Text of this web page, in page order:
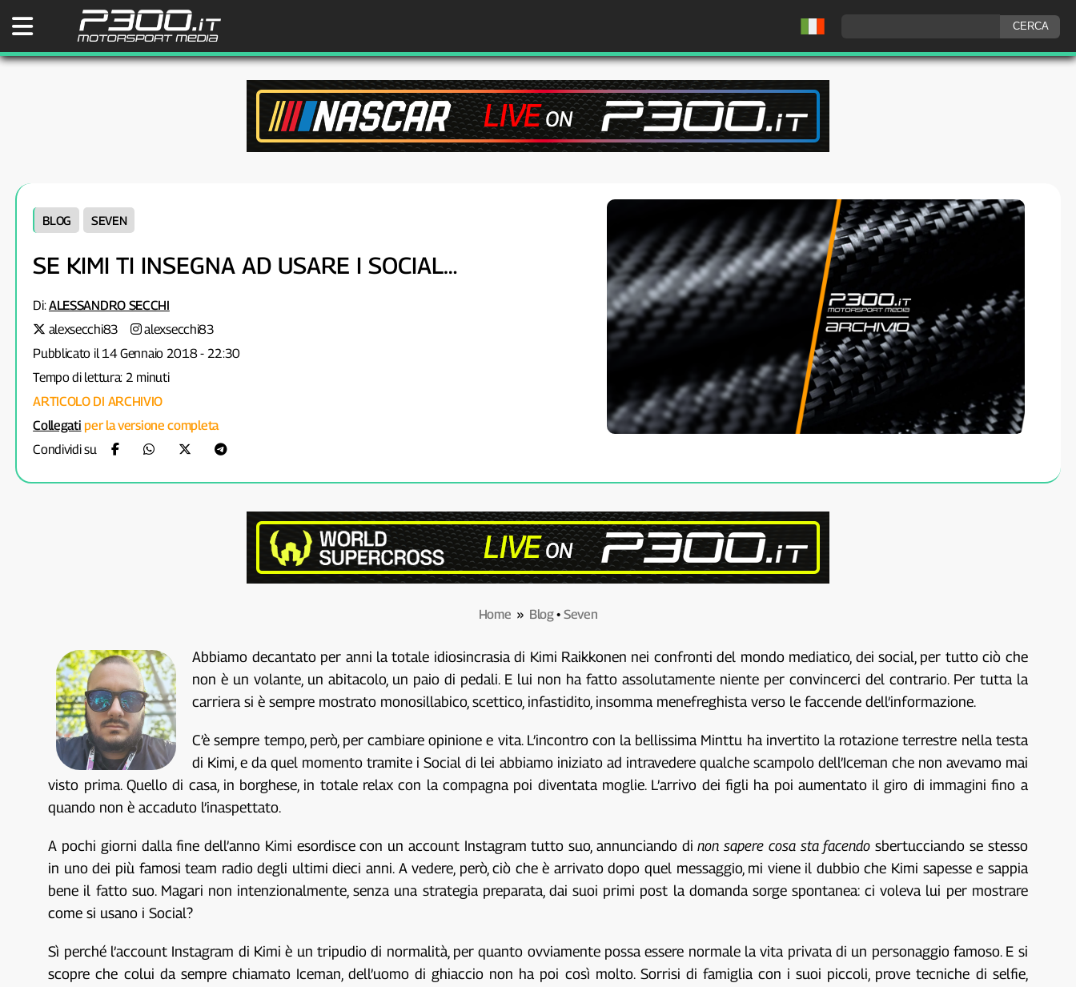
BLOG SEVEN
SE KIMI TI INSEGNA AD USARE I SOCIAL…
Di:ALESSANDRO SECCHI
alexsecchi83
alexsecchi83
Pubblicato il 14 Gennaio 2018 - 22:30
Tempo di lettura: 2 minuti
ARTICOLO DI ARCHIVIO
Collegati per la versione completa
Condividi su
Home » Blog• Seven
Abbiamo decantato per anni la totale idiosincrasia di Kimi Raikkonen nei confronti del mondo mediatico, dei social, per tutto ciò che
non è un volante, un abitacolo, un paio di pedali. E lui non ha fatto assolutamente niente per convincerci del contrario. Per tutta la
carriera si è sempre mostrato monosillabico, scettico, infastidito, insomma menefreghista verso le faccende dell’informazione.
C’è sempre tempo, però, per cambiare opinione e vita. L’incontro con la bellissima Minttu ha invertito la rotazione terrestre nella testa
di Kimi, e da quel momento tramite i Social di lei abbiamo iniziato ad intravedere qualche scampolo dell’Iceman che non avevamo mai
visto prima. Quello di casa, in borghese, in totale relax con la compagna poi diventata moglie. L’arrivo dei figli ha poi aumentato il giro di immagini fino a
quando non è accaduto l’inaspettato.
A pochi giorni dalla fine dell’anno Kimi esordisce con un account Instagram tutto suo, annunciando dinon sapere cosa sta facendo sbertucciando se stesso
in uno dei più famosi team radio degli ultimi dieci anni. A vedere, però, ciò che è arrivato dopo quel messaggio, mi viene il dubbio che Kimi sapesse e sappia
bene il fatto suo. Magari non intenzionalmente, senza una strategia preparata, dai suoi primi post la domanda sorge spontanea: ci voleva lui per mostrare
come si usano i Social?
Sì perché l’account Instagram di Kimi è un tripudio di normalità, per quanto ovviamente possa essere normale la vita privata di un personaggio famoso. E si
scopre che colui da sempre chiamato Iceman, dell’uomo di ghiaccio non ha poi così molto. Sorrisi di famiglia con i suoi piccoli, prove tecniche di selfie,